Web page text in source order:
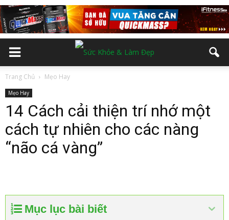
Trang Chủ Mẹo Hay
Mẹo Hay
14 Cách cải thiện trí nhớ một
cách tự nhiên cho các nàng
“não cá vàng”
Mục lục bài biết